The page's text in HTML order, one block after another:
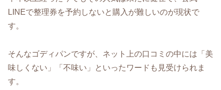
LINEで整理券を予約しないと購入が難しいのが現状で
す。
そんなゴディパンですが、ネット上の口コミの中には「美
味しくない」「不味い」といったワードも見受けられま
す。